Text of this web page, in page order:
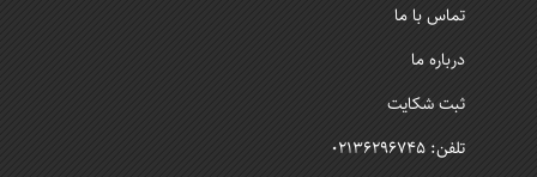
تماس با ما
درباره ما
ثبت شکایت
تلفن: 02136296745